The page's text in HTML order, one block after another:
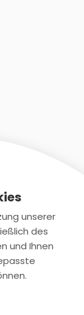
unserer
des
und Ihnen